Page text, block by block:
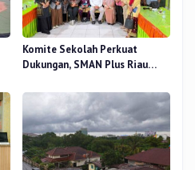
Komite Sekolah Perkuat
Dukungan, SMAN Plus Riau
Pendidikan